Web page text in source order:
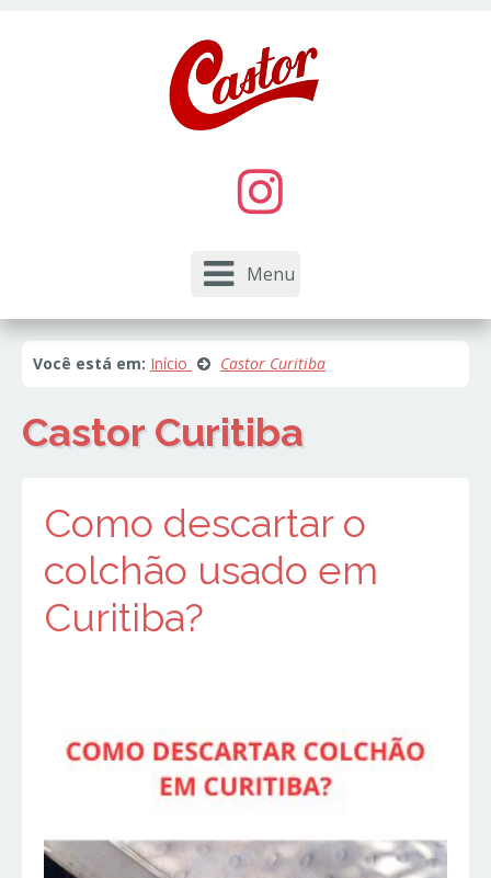
Menu
Você está em: Início Castor Curitiba
Castor Curitiba
Como descartar o
colchão usado em
Curitiba?
para lembrar e entender como você usa nosso
site, analisar seu uso de nossos produtos e
serviços, ajudar com nossos esforços de
marketing e fornecer conteúdo de terceiros. Leia
Política de Cookies e Privacidade.